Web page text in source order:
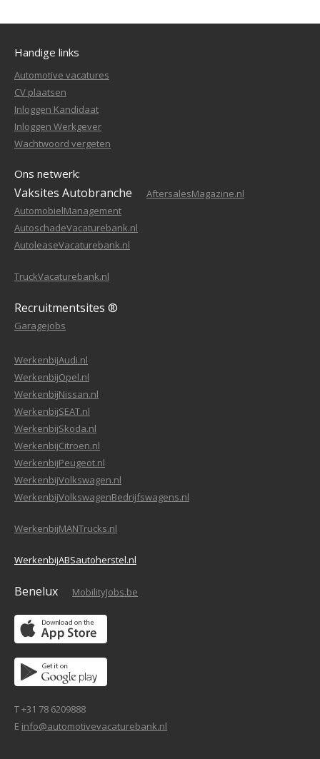
Handige links
Automotive vacatures
CV plaatsen
Inloggen Kandidaat
Inloggen Werkgever
Wachtwoord vergeten
Ons netwerk:
Vaksites Autobranche
AftersalesMagazine.nl
AutomobielManagement
AutoschadeVacaturebank.nl
AutoleaseVacaturebank.nl
TruckVacaturebank.nl
Recruitmentsites ®
Garagejobs
WerkenbijAudi.nl
WerkenbijOpel.nl
WerkenbijNissan.nl
WerkenbijSEAT.nl
WerkenbijSkoda.nl
WerkenbijCitroen.nl
WerkenbijPeugeot.nl
WerkenbijVolkswagen.nl
WerkenbijVolkswagenBedrijfswagens.nl
WerkenbijMANTrucks.nl
WerkenbijABSautoherstel.nl
Benelux MobilityJobs.be
T +31 78 6209888
E info@automotivevacaturebank.nl